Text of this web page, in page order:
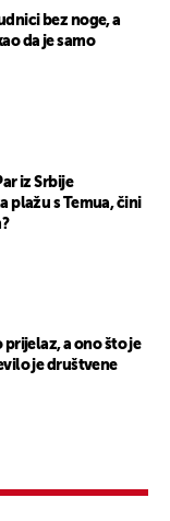
bez noge, a
da je samo
iz Srbije
plažu s Temua, čini
prijelaz, a ono što je
je društvene